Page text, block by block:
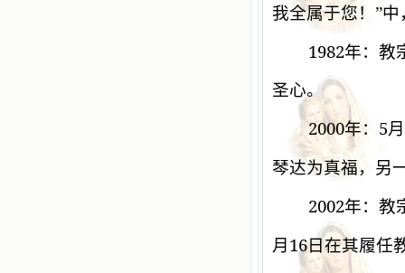
我全属于您！”
1982年：教
圣心。
2000年： 5月
琴达为真福，另
2002年：教
月 16日在其履任